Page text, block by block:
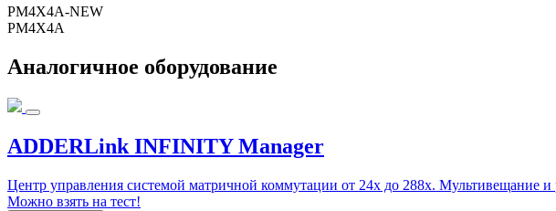
PM4X4A-NEW
PM4X4A
Аналогичное оборудование
ADDERLink INFINITY Manager
Центр управления системой матричной коммутации от 24x до 288x. Мультивещание
Можно взять на тест!